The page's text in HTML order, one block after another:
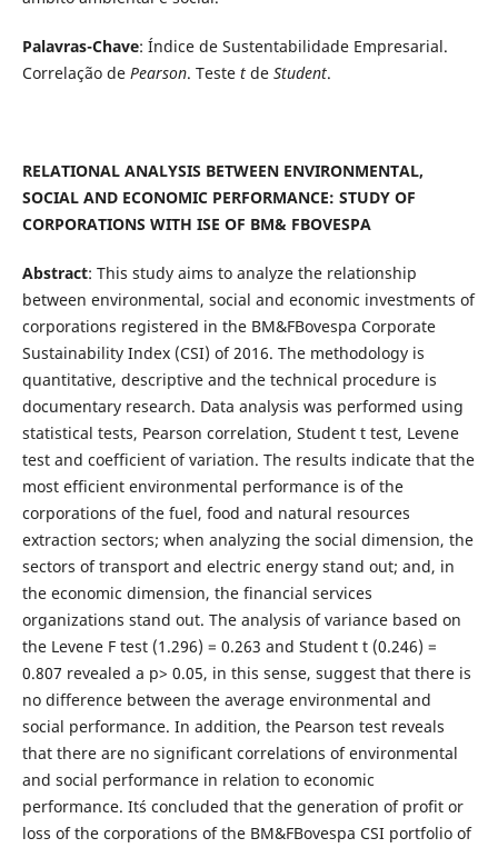
Palavras-Chave: Índice de Sustentabilidade Empresarial.
Correlação de Pearson. Teste tde Student.
RELATIONAL ANALYSIS BETWEEN ENVIRONMENTAL,
SOCIAL AND ECONOMIC PERFORMANCE: STUDY OF
CORPORATIONS WITH ISE OF BM& FBOVESPA
Abstract: This study aims to analyze the relationship
between environmental, social and economic investments of
corporations registered in the BM&FBovespa Corporate
Sustainability Index (CSI) of 2016. The methodology is
quantitative, descriptive and the technical procedure is
documentary research. Data analysis was performed using
statistical tests, Pearson correlation, Student t test, Levene
test and coefficient of variation. The results indicate that the
most efficient environmental performance is of the
corporations of the fuel, food and natural resources
extraction sectors; when analyzing the social dimension, the
sectors of transport and electric energy stand out; and, in
the economic dimension, the financial services
organizations stand out. The analysis of variance based on
the Levene F test (1.296) = 0.263 and Student t (0.246) =
0.807 revealed a p> 0.05, in this sense, suggest that there is
no difference between the average environmental and
social performance. In addition, the Pearson test reveals
that there are no significant correlations of environmental
and social performance in relation to economic
performance. It´s concluded that the generation of profit or
loss of the corporations of the BM&FBovespa CSI portfolio of